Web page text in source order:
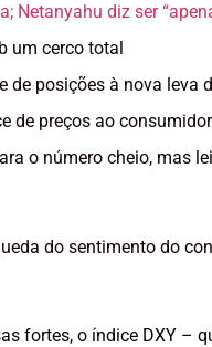
Netanyahu diz ser
um cerco total
posições à nova leva
de preços ao
o número cheio, mas
do sentimento do
fortes, o índice DXY –